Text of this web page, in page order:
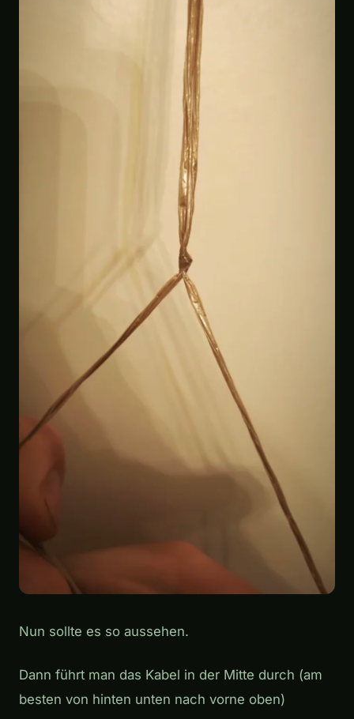
Nun sollte es so aussehen.
Dann führt man das Kabel in der Mitte durch (am
besten von hinten unten nach vorne oben)